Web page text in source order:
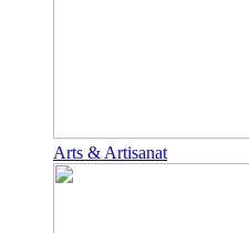
Arts & Artisanat